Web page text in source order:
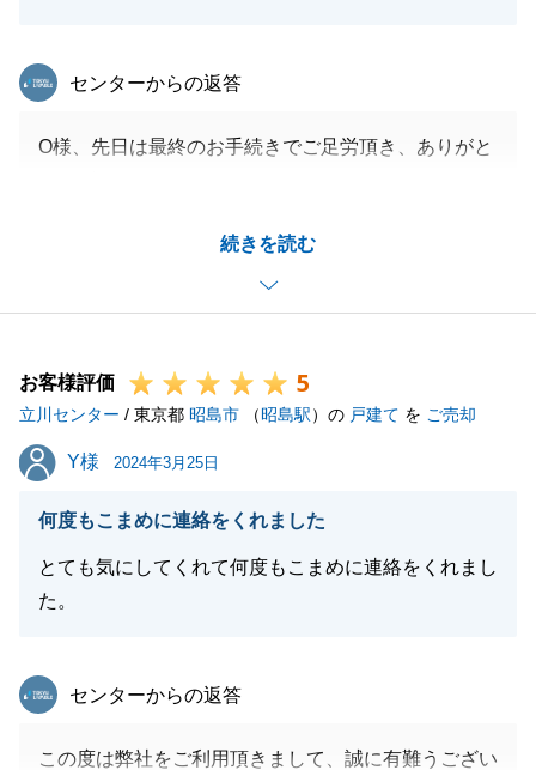
続きを読む
東急リバブル
センターからの返答
O様、先日は最終のお手続きでご足労頂き、ありがと
傾向の中、無事成約となったこと、また心配していた
測量も無事に整い、ご決済できたこと、本当に諸々の
タイミングが良かったと思います。
一つと思っております。感謝の気持ちでいっぱいで
す。
また機会がございましたら、地域問わずご相談くださ
いませ。今後ともよろしくお願いいたします。
お客様評価 5
立川センター / 東京都 昭島市 （昭島駅）の 戸建て を ご売却
Y様
Y様 2024年3月25日
何度もこまめに連絡をくれました
とても気にしてくれて何度もこまめに連絡をくれまし
た。
東急リバブル
センターからの返答
この度は弊社をご利用頂きまして、誠に有難うござい